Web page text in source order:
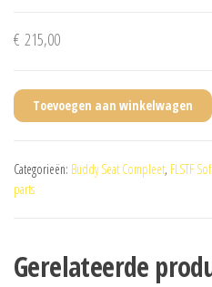
€ 215,00
Toevoegen aan winkelwagen
Categorieën: Buddy Seat Compleet, FLSTF
parts
Gerelateerde